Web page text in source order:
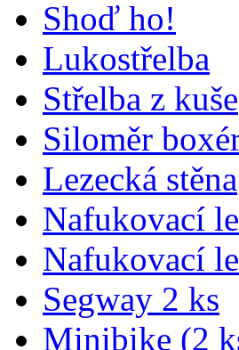
Shoď ho!
Lukostřelba
Střelba z kuše
Siloměr
Lezecká stěna
Nafukovací
Nafukovací
Segway 2 ks
Minibike (2